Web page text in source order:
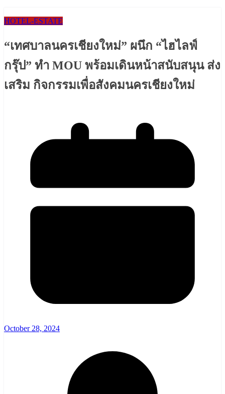
HOTEL-ESTATE
“เทศบาลนครเชียงใหม่” ผนึก “ไฮไลฟ์
กรุ๊ป” ทำ MOU พร้อมเดินหน้าสนับสนุน ส่ง
เสริม กิจกรรมเพื่อสังคมนครเชียงใหม่
October 28, 2024